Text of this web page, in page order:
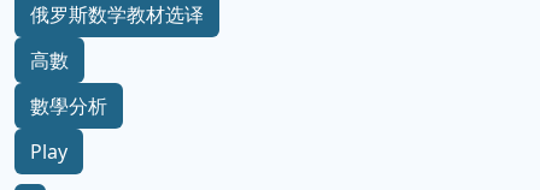
俄罗斯数学教材选译
高數
數學分析
Play